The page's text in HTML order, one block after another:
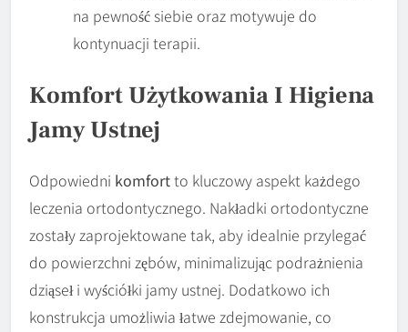
na pewność siebie oraz motywuje do
kontynuacji terapii.
Komfort Użytkowania I Higiena
Jamy Ustnej
Odpowiedni komfortto kluczowy aspekt każdego
leczenia ortodontycznego. Nakładki ortodontyczne
zostały zaprojektowane tak, aby idealnie przylegać
do powierzchni zębów, minimalizując podrażnienia
dziąseł i wyściółki jamy ustnej. Dodatkowo ich
konstrukcja umożliwia łatwe zdejmowanie, co